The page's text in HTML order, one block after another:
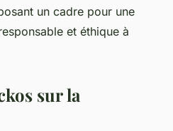
un cadre pour une
et éthique à
sur la